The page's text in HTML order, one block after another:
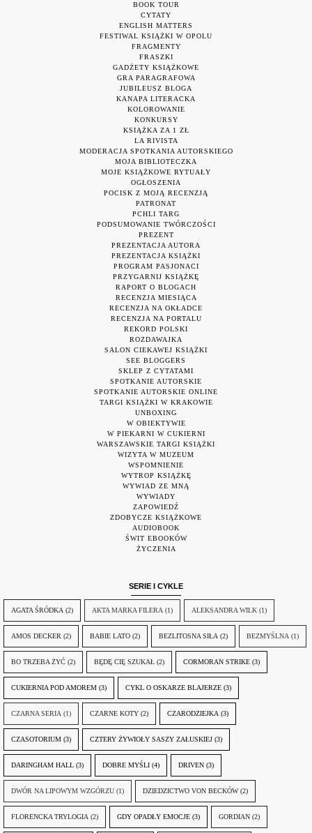
BOOK TOUR
CYTATY
ENGLISH MATTERS
FESTIWAL KSIĄŻKI W OPOLU
FRAGMENTY
FRASZKI
GADŻETY KSIĄŻKOWE
GRA PARAGRAFOWA
JUBILEUSZ BLOGA
KANAPA LITERACKA
KOLOROWANIE
KONKURSY
KSIĄŻKA ZA 1 ZŁ
LA RIVISTA
MODERACJA SPOTKANIA AUTORSKIEGO
MOJA BIBLIOTECZKA
MOJE KSIĄŻKOWE RYTUAŁY
OGŁOSZENIA
POCISK Z MOJĄ RECENZJĄ
PATRONAT
PCHLI TARG
PODSUMOWANIE TWÓRCZOŚCI
PREZENT
PREZENTACJA AUTORA
PREZENTACJA KSIĄŻKI
PROGRAM PASJONACI
PRZYGARNIJ KSIĄŻKĘ
RAPORT O BLOGACH
RECENZJA MIESIĄCA
RECENZJA NA OKŁADCE
RECENZJA NA PORTALU
REKORD POLSKI
ROZDAWAJKA
SALON CIEKAWEJ KSIĄŻKI
SEE BLOGGERS
SKLEP Z CYTATAMI
SPOTKANIE AUTORSKIE
SPOTKANIE AUTORSKIE ONLINE
TARGI KSIĄŻKI W KRAKOWIE
UNBOXING
W OBIEKTYWIE
W PIEKARNI W CUKIERNI
WARSZAWSKIE TARGI KSIĄŻKI
WIZYTA W MUZEUM
WSPOMNIENIE
WYTROP KSIĄŻKĘ
WYWIAD ZE MNĄ
WYWIADY
ZAPOWIEDŹ
ZDOBYCZE KSIĄŻKOWE
AUDIOBOOK
ŚWIT EBOOKÓW
ŻYCZENIA
SERIE I CYKLE
AGATA ŚRÓDKA (2) AKTA MARKA FILERA (1) ALEKSANDRA WILK (1)
AMOS DECKER (2) BABIE LATO (2) BEZLITOSNA SIŁA (2) BEZMYŚLNA (1)
BO TRZEBA ŻYĆ (2) BĘDĘ CIĘ SZUKAŁ (2) CORMORAN STRIKE (3)
CUKIERNIA POD AMOREM (3) CYKL O OSKARZE BLAJERZE (3)
CZARNA SERIA (1) CZARNE KOTY (2) CZARODZIEJKA (3)
CZASOTORIUM (3) CZTERY ŻYWIOŁY SASZY ZAŁUSKIEJ (3)
DARINGHAM HALL (3) DOBRE MYŚLI (4) DRIVEN (3)
DWÓR NA LIPOWYM WZGÓRZU (1) DZIEDZICTWO VON BECKÓW (2)
FLORENCKA TRYLOGIA (2) GDY OPADŁY EMOCJE (3) GORDIAN (2)